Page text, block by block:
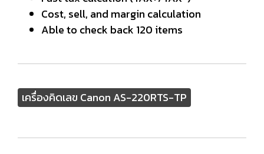
Cost, sell, and margin calculation
Able to check back 120 items
เครื่องคิดเลข Canon AS-220RTS-TP